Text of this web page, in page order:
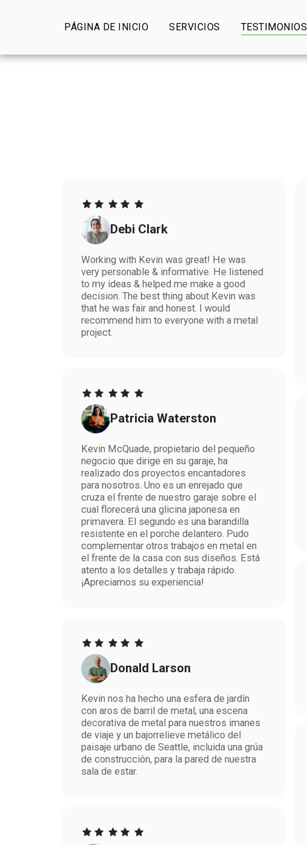
PÁGINA DE INICIO SERVICIOS TESTIMONIOS
Debi Clark
Working with Kevin was great! He was
very personable & informative. He listened
to my ideas & helped me make a good
decision. The best thing about Kevin was
that he was fair and honest. I would
recommend him to everyone with a metal
project.
Patricia Waterston
Kevin McQuade, propietario del pequeño
negocio que dirige en su garaje, ha
realizado dos proyectos encantadores
para nosotros. Uno es un enrejado que
cruza el frente de nuestro garaje sobre el
cual florecerá una glicina japonesa en
primavera. El segundo es una barandilla
resistente en el porche delantero. Pudo
complementar otros trabajos en metal en
el frente de la casa con sus diseños. Está
atento a los detalles y trabaja rápido.
¡Apreciamos su experiencia!
Donald Larson
Kevin nos ha hecho una esfera de jardín
con aros de barril de metal; una escena
decorativa de metal para nuestros imanes
de viaje y un bajorrelieve metálico del
paisaje urbano de Seattle, incluida una grúa
de construcción, para la pared de nuestra
sala de estar.